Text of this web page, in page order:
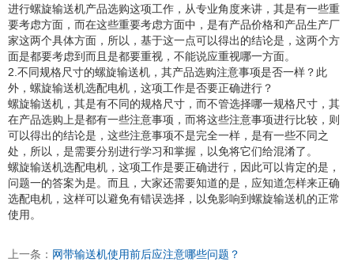
进行螺旋输送机产品选购这项工作，从专业角度来讲，其是有一些重
要考虑方面，而在这些重要考虑方面中，是有产品价格和产品生产厂
家这两个具体方面，所以，基于这一点可以得出的结论是，这两个方
面是都要考虑到而且是都要重视，不能说应重视哪一方面。
2.不同规格尺寸的螺旋输送机，其产品选购注意事项是否一样？此
外，螺旋输送机选配电机，这项工作是否要正确进行？
螺旋输送机，其是有不同的规格尺寸，而不管选择哪一规格尺寸，其
在产品选购上是都有一些注意事项，而将这些注意事项进行比较，则
可以得出的结论是，这些注意事项不是完全一样，是有一些不同之
处，所以，是需要分别进行学习和掌握，以免将它们给混淆了。
螺旋输送机选配电机，这项工作是要正确进行，因此可以肯定的是，
问题一的答案为是。而且，大家还需要知道的是，应知道怎样来正确
选配电机，这样可以避免有错误选择，以免影响到螺旋输送机的正常
使用。
上一条： 网带输送机使用前后应注意哪些问题？